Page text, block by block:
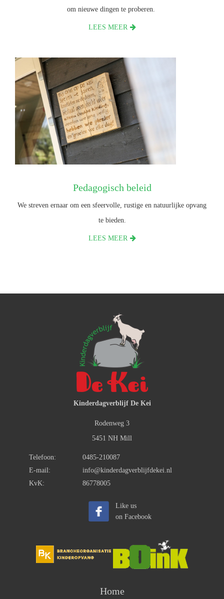
om nieuwe dingen te proberen.
LEES MEER
Pedagogisch beleid
We streven ernaar om een sfeervolle, rustige en natuurlijke opvang
te bieden.
LEES MEER
Kinderdagverblijf De Kei
Rodenweg 3
5451 NH Mill
Telefoon:
0485-210087
E-mail:
info@kinderdagverblijfdekei.nl
KvK:
86778005
Like us
on Facebook
Home